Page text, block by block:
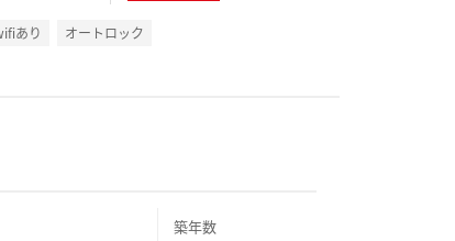
あり オートロック
築年数